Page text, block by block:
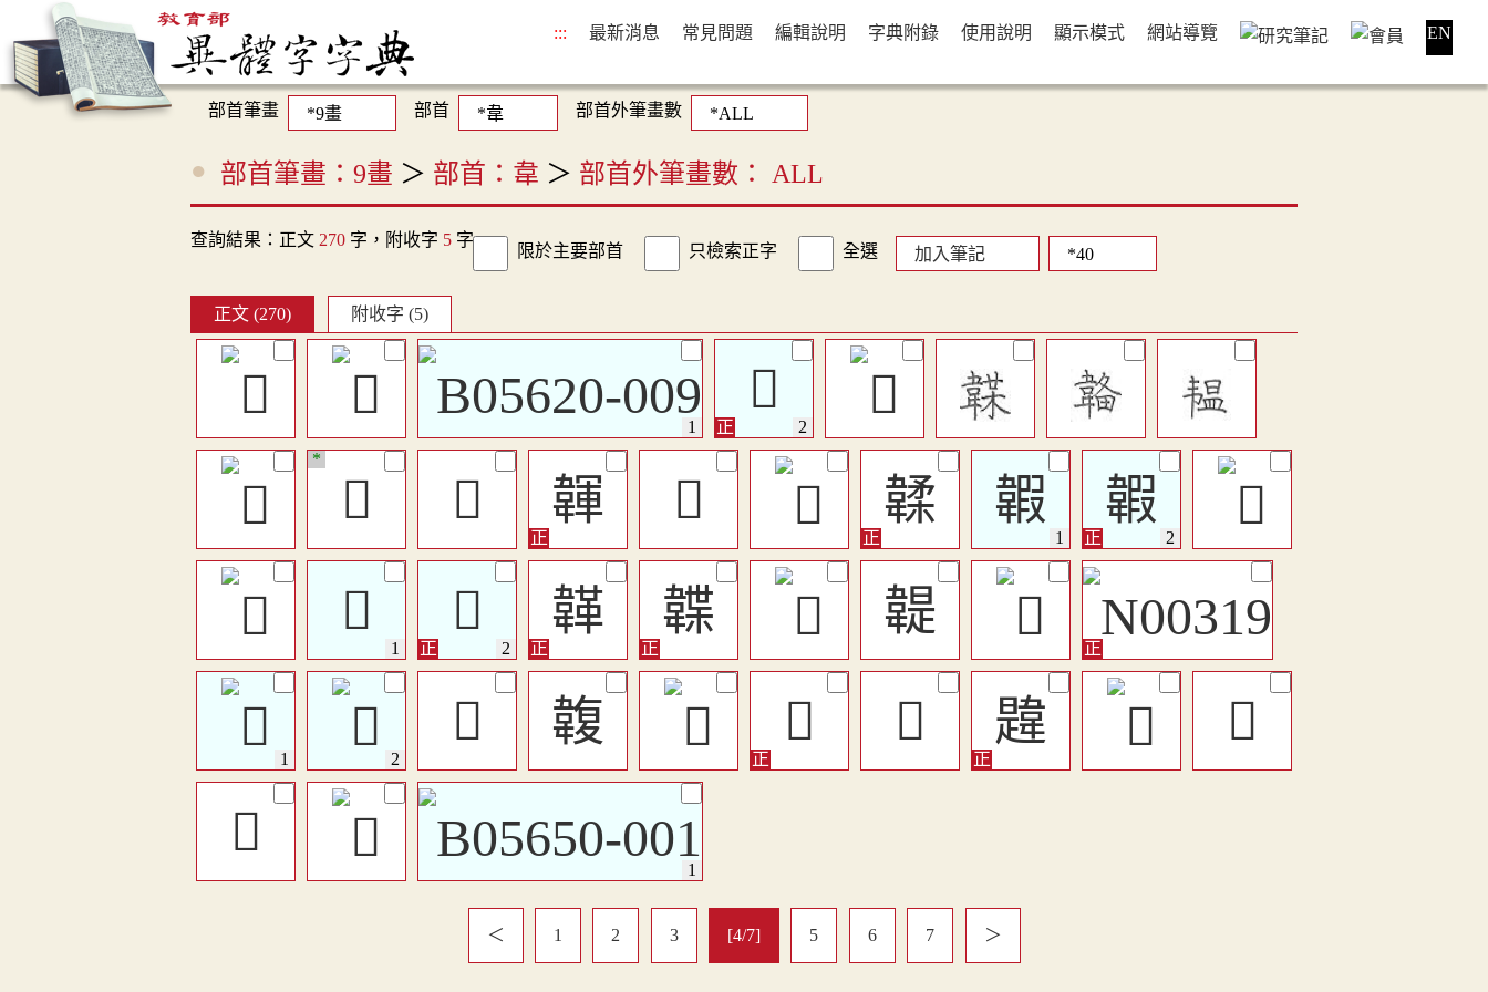
::: 最新消息 常見問題 編輯說明 字典附錄 使用說明 顯示模式 網站導覽 EN
部首筆畫 部首 部首外筆畫數
部首筆畫：9畫 ＞ 部首：韋 ＞ 部首外筆畫數： ALL
查詢結果：正文 270 字，附收字 5 字
限於主要部首 只檢索正字 全選 加入筆記
正文 (270) 附收字 (5)
𩎾
𩘚
*
𩏆 韗 𩏎 韖 䪗
䪗
𩏊
𩏊 韚 韘
䪘
𩏅
䪖 𩏇 𩏋 韙
󶥲
󶥩
＜ 1 2 3 [4/7] 5 6 7 ＞